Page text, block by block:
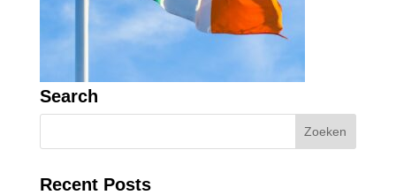
Search
Recent Posts